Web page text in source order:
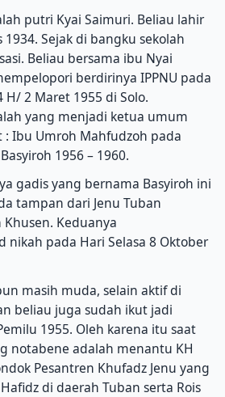
putri Kyai Saimuri. Beliau lahir
Sejak di bangku sekolah
Beliau bersama ibu Nyai
berdirinya IPPNU pada
2 Maret 1955 di Solo.
yang menjadi ketua umum
Ibu Umroh Mahfudzoh pada
1956 – 1960.
gadis yang bernama Basyiroh ini
tampan dari Jenu Tuban
Keduanya
nikah pada Hari Selasa 8 Oktober
masih muda, selain aktif di
beliau juga sudah ikut jadi
1955. Oleh karena itu saat
notabene adalah menantu KH
Pesantren Khufadz Jenu yang
di daerah Tuban serta Rois